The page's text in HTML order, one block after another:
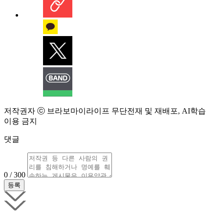
저작권자 ⓒ 브라보마이라이프 무단전재 및 재배포, AI학습
이용 금지
댓글
0 / 300